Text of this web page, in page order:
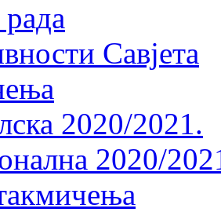
Савјета
2020/2021.
2020/